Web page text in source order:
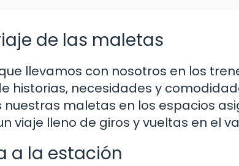
de las maletas
llevamos con nosotros en los
historias, necesidades y
maletas en los espacios
viaje lleno de giros y vueltas en el
a la estación